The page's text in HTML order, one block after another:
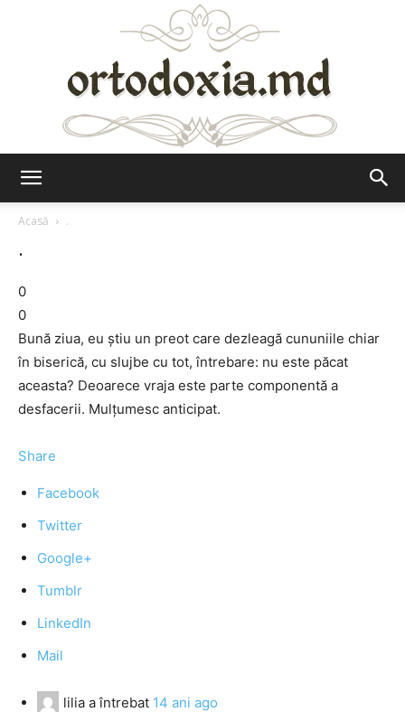
Acasă
.
.
0
0
Bună ziua, eu ştiu un preot care dezleagă cununiile chiar
în biserică, cu slujbe cu tot, întrebare: nu este păcat
aceasta? Deoarece vraja este parte componentă a
desfacerii. Mulţumesc anticipat.
Share
Facebook
Twitter
Google+
Tumblr
LinkedIn
Mail
lilia a întrebat 14 ani ago